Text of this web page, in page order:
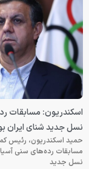
اسکندریون: مسابقات
نسل جدید شنای ایران
حمید اسکندریون، رئیس
مسابقات رده‌های سنی
نسل جدید